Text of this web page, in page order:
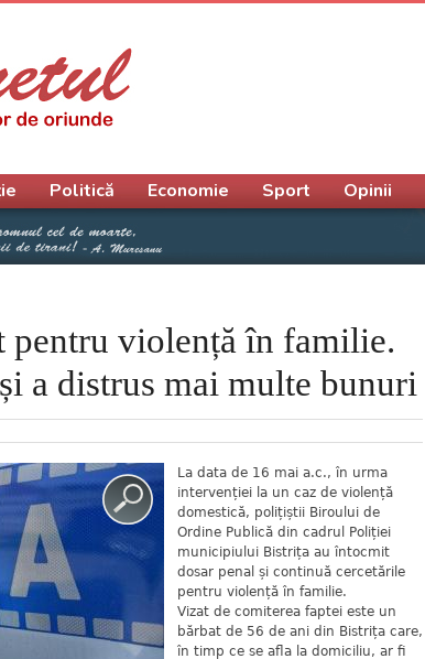
pentru violență în familie.
a distrus mai multe bunuri
La data de 16 mai a.c., în urma
intervenției la un caz de violență
domestică, polițiștii Biroului de
Ordine Publică din cadrul Poliției
municipiului Bistrița au întocmit
dosar penal și continuă cercetările
pentru violență în familie.
Vizat de comiterea faptei este un
bărbat de 56 de ani din Bistrița care,
în timp ce se afla la domiciliu, ar fi
Politică Economie Sport Opinii